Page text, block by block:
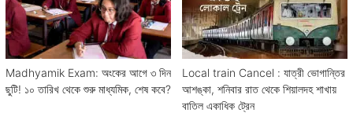
Madhyamik Exam: অংকের আগে ৩ দিন
ছুটি! ১০ তারিখ থেকে শুরু মাধ্যমিক, শেষ কবে?
Local train Cancel : যাত্রী ভোগান্তির
আশঙ্কা, শনিবার রাত থেকে শিয়ালদহ শাখায়
বাতিল একাধিক ট্রেন